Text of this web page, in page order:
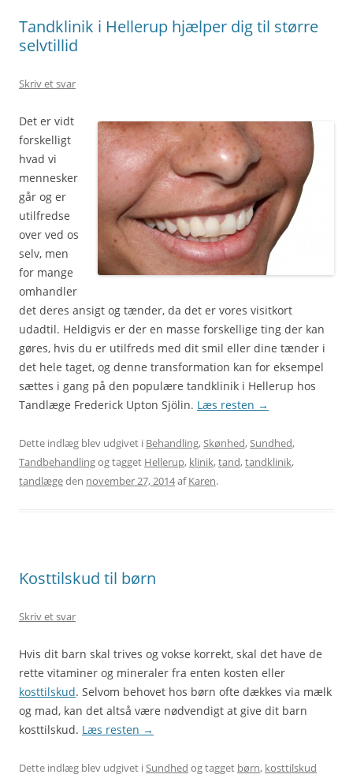
Tandklinik i Hellerup hjælper dig til større
selvtillid
Skriv et svar
Det er vidt
forskelligt
hvad vi
mennesker
går og er
utilfredse
over ved os
selv, men
for mange
omhandler
det deres ansigt og tænder, da det er vores visitkort
udadtil. Heldigvis er der en masse forskellige ting der kan
gøres, hvis du er utilfreds med dit smil eller dine tænder i
det hele taget, og denne transformation kan for eksempel
sættes i gang på den populære tandklinik i Hellerup hos
Tandlæge Frederick Upton Sjölin. Læs resten →
Dette indlæg blev udgivet i Behandling,Skønhed,Sundhed,
Tandbehandlingog tagget Hellerup, klinik,tand,tandklinik,
tandlægeden november 27, 2014afKaren.
Kosttilskud til børn
Skriv et svar
Hvis dit barn skal trives og vokse korrekt, skal det have de
rette vitaminer og mineraler fra enten kosten eller
kosttilskud. Selvom behovet hos børn ofte dækkes via mælk
og mad, kan det altså være nødvendigt at give dit barn
kosttilskud. Læs resten →
Dette indlæg blev udgivet iSundhed og tagget børn, kosttilskud